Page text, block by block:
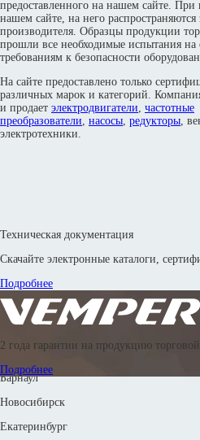
предоставленного на нашем сайте.
нашем сайте, на него распространяются
производителя. Образцы продукции
прошли все необходимые испытания на
требованиям к безопасности
На сайте предоставлено только
различных марок и категорий.
и продает электродвигатели, частотные
преобразователи, насосы, редукторы,
электротехники.
Техническая документация
Скачайте электронные каталоги,
Подробнее
2 года гарантии на продукцию
Подробнее
8 800 302 88 24
8 800 302 42 83 8 800
Барнаул
Новосибирск
Екатеринбург